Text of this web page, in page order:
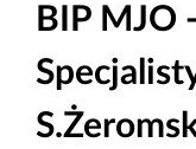
BIP MJO